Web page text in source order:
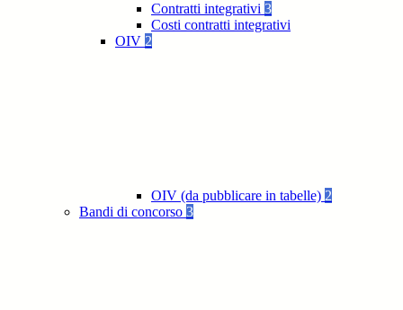
Contratti integrativi 3
Costi contratti integrativi
OIV 2
OIV (da pubblicare in tabelle) 2
Bandi di concorso 3